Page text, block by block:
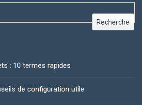
Recherche
: 10 termes rapides
de configuration utile